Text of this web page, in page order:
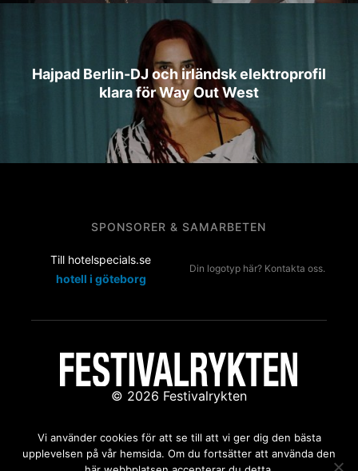
Hajpad Berlin-DJ och irländsk elektroprofil
klara för Way Out West
SPONSORER & SAMARBETEN
Till hotelspecials.se
hotell i göteborg
Din logotyp här? Kontakta oss.
© 2026 Festivalrykten
Kontakta oss:redaktion@festivalrykten.se
Vi använder cookies för att se till att vi ger dig den bästa
upplevelsen på vår hemsida. Om du fortsätter att använda den